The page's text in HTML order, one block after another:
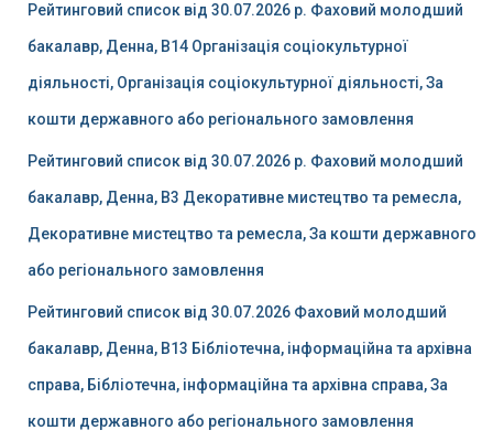
Рейтинговий список від 30.07.2026 р. Фаховий молодший
бакалавр, Денна, B14 Організація соціокультурної
діяльності, Організація соціокультурної діяльності, За
кошти державного або регіонального замовлення
Рейтинговий список від 30.07.2026 р. Фаховий молодший
бакалавр, Денна, B3 Декоративне мистецтво та ремесла,
Декоративне мистецтво та ремесла, За кошти державного
або регіонального замовлення
Рейтинговий список від 30.07.2026 Фаховий молодший
бакалавр, Денна, B13 Бібліотечна, інформаційна та архівна
справа, Бібліотечна, інформаційна та архівна справа, За
кошти державного або регіонального замовлення